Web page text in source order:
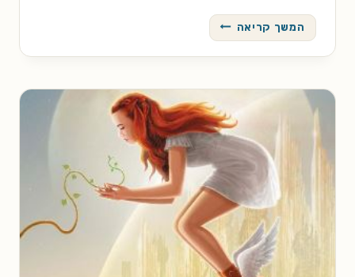
המשך קריאה קרעי
עולם
/
פורמן